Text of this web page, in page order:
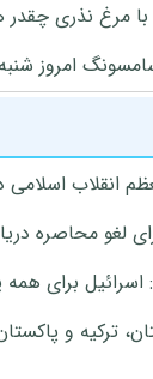
مرغ نذری چقدر
شنبه 17 مرداد 1405
انقلاب
لغو محاصره
اسرائیل برای
ترکیه و